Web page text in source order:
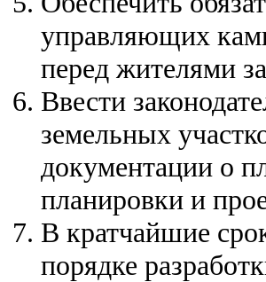
управляющих
перед жителями
Ввести
земельных
документации о
планировки и
В кратчайшие
порядке